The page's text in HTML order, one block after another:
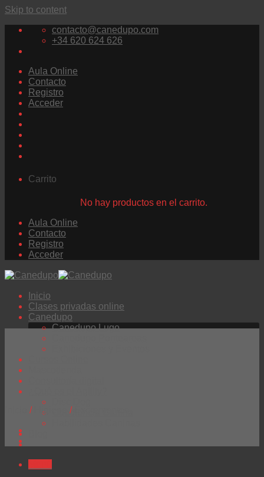
Skip to content
contacto@canedupo.com
+34 620 624 626
Aula Online
Contacto
Registro
Acceder
Carrito
No hay productos en el carrito.
Aula Online
Contacto
Registro
Acceder
Inicio
Clases privadas online
Canedupo
Canedupo Lugo
Obediencia Canina
/ Higiene /